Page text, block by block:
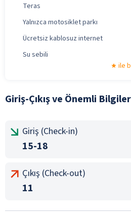
Teras
Yalnızca motosiklet parkı
Ücretsiz kablosuz internet
Su sebili
ile
Giriş-Çıkış ve Önemli Bilgiler
Giriş (Check-in)
15-18
Çıkış (Check-out)
11